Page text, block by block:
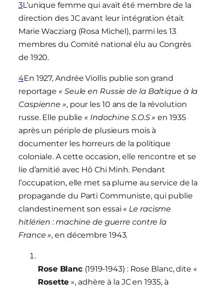
3L’unique femme qui avait été membre de la
direction des JC avant leur intégration était
Marie Wacziarg (Rosa Michel), parmi les 13
membres du Comité national élu au Congrès
de 1920.
4En 1927, Andrée Viollis publie son grand
reportage « Seule en Russie de la Baltique à la
Caspienne », pour les 10 ans de la révolution
russe. Elle publie « Indochine S.O.S » en 1935
après un périple de plusieurs mois à
documenter les horreurs de la politique
coloniale. A cette occasion, elle rencontre et se
lie d’amitié avec Hô Chi Minh. Pendant
l’occupation, elle met sa plume au service de la
propagande du Parti Communiste, qui publie
clandestinement son essai « Le racisme
hitlérien : machine de guerre contre la
France », en décembre 1943.
Rose Blanc (1919-1943) : Rose Blanc, dite «
Rosette », adhère à la JC en 1935, à